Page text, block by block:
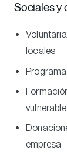
Sociales y
locales
empresa